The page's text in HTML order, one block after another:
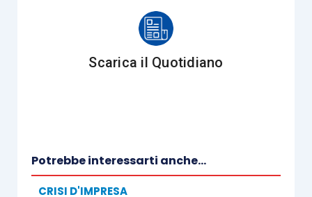
fallimentare (sia piano di risanamento, accordo di
ristrutturazione del debito ovvero piano di
concordato) potrà essere accettato purché la
società professionale:
esclusiva
delle attività di una
professione regolamentata;
i soci professionisti risultino
Scarica il Quotidiano
Potrebbe interessarti anche...
CRISI D'IMPRESA